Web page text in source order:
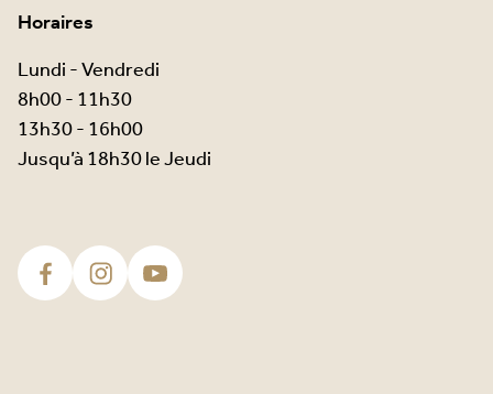
Horaires
Lundi - Vendredi
8h00 - 11h30
13h30 - 16h00
Jusqu’à 18h30 le Jeudi